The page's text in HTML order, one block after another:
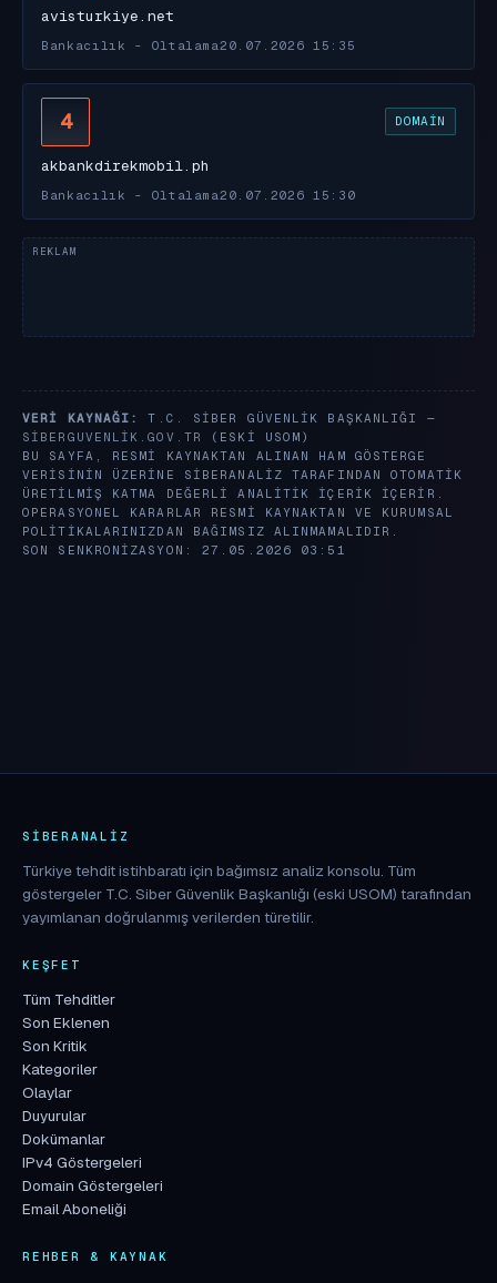
avisturkiye.net
Bankacılık - Oltalama20.07.2026 15:35
4 DOMAIN
akbankdirekmobil.ph
Bankacılık - Oltalama20.07.2026 15:30
VERI KAYNAĞI:
T.C. SIBER GÜVENLIK BAŞKANLIĞI —
SIBERGUVENLIK.GOV.TR
(ESKI USOM)
BU SAYFA, RESMI KAYNAKTAN ALINAN HAM GÖSTERGE
VERISININ ÜZERINE SIBERANALIZ TARAFINDAN OTOMATIK
ÜRETILMIŞ KATMA DEĞERLI ANALITIK IÇERIK IÇERIR.
OPERASYONEL KARARLAR RESMI KAYNAKTAN VE KURUMSAL
POLITIKALARINIZDAN BAĞIMSIZ ALINMAMALIDIR.
SON SENKRONIZASYON: 27.05.2026 03:51
SIBERANALIZ
Türkiye tehdit istihbaratı için bağımsız analiz konsolu. Tüm
göstergeler T.C. Siber Güvenlik Başkanlığı (eski USOM) tarafından
yayımlanan doğrulanmış verilerden türetilir.
KEŞFET
Tüm Tehditler
Son Eklenen
Son Kritik
Kategoriler
Olaylar
Duyurular
Dokümanlar
IPv4 Göstergeleri
Domain Göstergeleri
Email Aboneliği
REHBER & KAYNAK